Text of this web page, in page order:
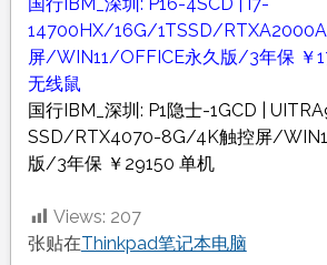
14700HX/16G/1TSSD/
屏/WIN11/OFFICE永久版/3年保 ￥
无线鼠
国行IBM_深圳: P1隐士-1GCD |
SSD/RTX4070-8G/4K触控屏/
版/3年保 ￥29150 单机
Views: 207
张贴在Thinkpad笔记本电脑